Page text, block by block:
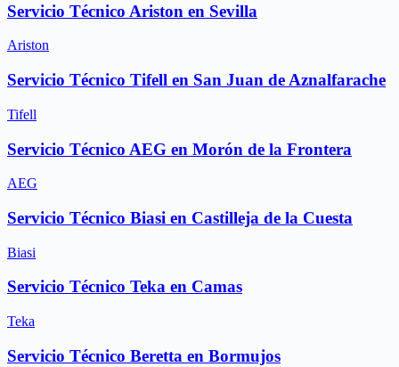
Servicio Técnico Ariston en Sevilla
Ariston
Servicio Técnico Tifell en San Juan de Aznalfarache
Tifell
Servicio Técnico AEG en Morón de la Frontera
AEG
Servicio Técnico Biasi en Castilleja de la Cuesta
Biasi
Servicio Técnico Teka en Camas
Teka
Servicio Técnico Beretta en Bormujos